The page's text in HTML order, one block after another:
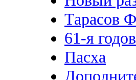
Тарасов
61-я
Пасха